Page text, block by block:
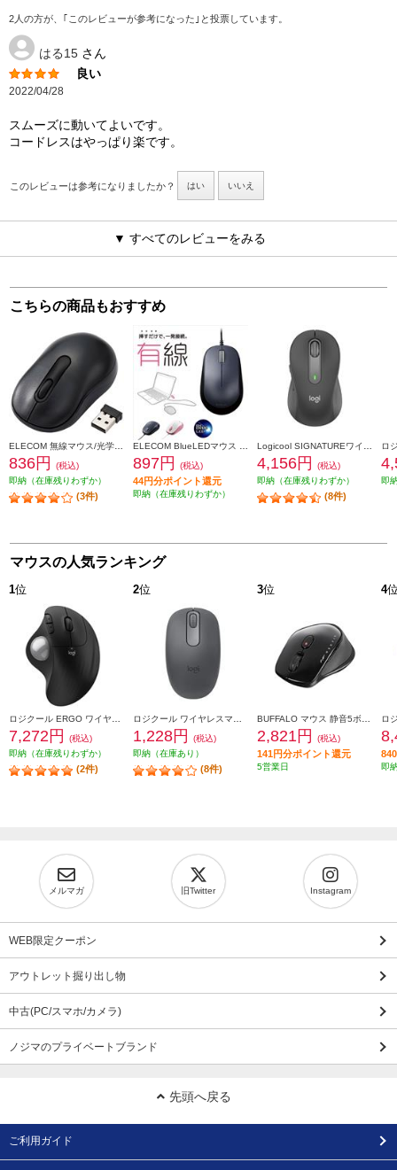
2人の方が、｢このレビューが参考になった｣と投票しています。
はる15 さん
良い
2022/04/28
スムーズに動いてよいです。
コードレスはやっぱり楽です。
このレビューは参考になりましたか？ はい いいえ
▼ すべてのレビューをみる
こちらの商品もおすすめ
836円
(税込)
即納（在庫残りわずか）
(3件)
897円 (税込)
44円分ポイント還元
即納（在庫残りわずか）
4,156円
(税込)
即納（在庫残りわずか）
(8件)
即
マウスの人気ランキング
1位
7,272円
(税込)
即納（在庫残りわずか）
(2件)
2位
1,228円
(税込)
即納（在庫あり）
(8件)
3位
2,821円 (税込)
141円分ポイント還元
5営業日
4
即
メルマガ 旧Twitter Instagram
WEB限定クーポン
アウトレット掘り出し物
中古(PC/スマホ/カメラ)
ノジマのプライベートブランド
先頭へ戻る
ご利用ガイド